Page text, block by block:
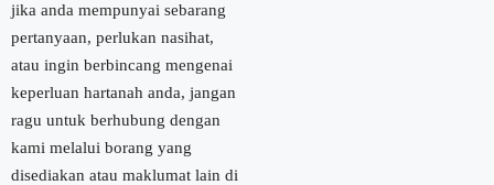
jika anda mempunyai sebarang
pertanyaan, perlukan nasihat,
atau ingin berbincang mengenai
keperluan hartanah anda, jangan
ragu untuk berhubung dengan
kami melalui borang yang
disediakan atau maklumat lain di